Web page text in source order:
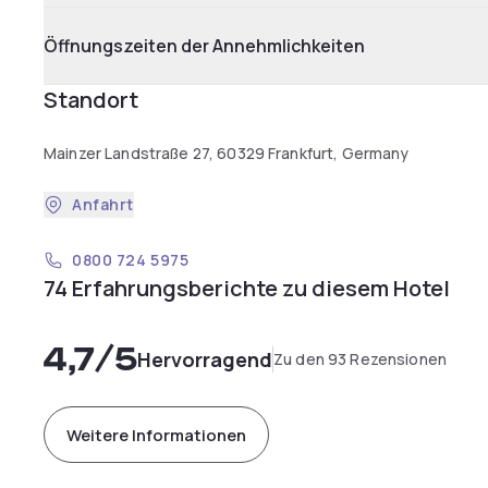
Öffnungszeiten der Annehmlichkeiten
Standort
Mainzer Landstraße 27, 60329 Frankfurt, Germany
Anfahrt
0800 724 5975
74 Erfahrungsberichte zu diesem Hotel
4,7/5HervorragendZu den 93 Rezensionen
Weitere Informationen